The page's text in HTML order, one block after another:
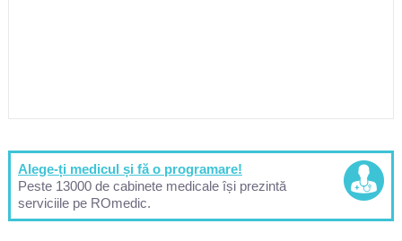
Alege-ți medicul și fă o programare!
Peste 13000 de cabinete medicale își prezintă
serviciile pe ROmedic.